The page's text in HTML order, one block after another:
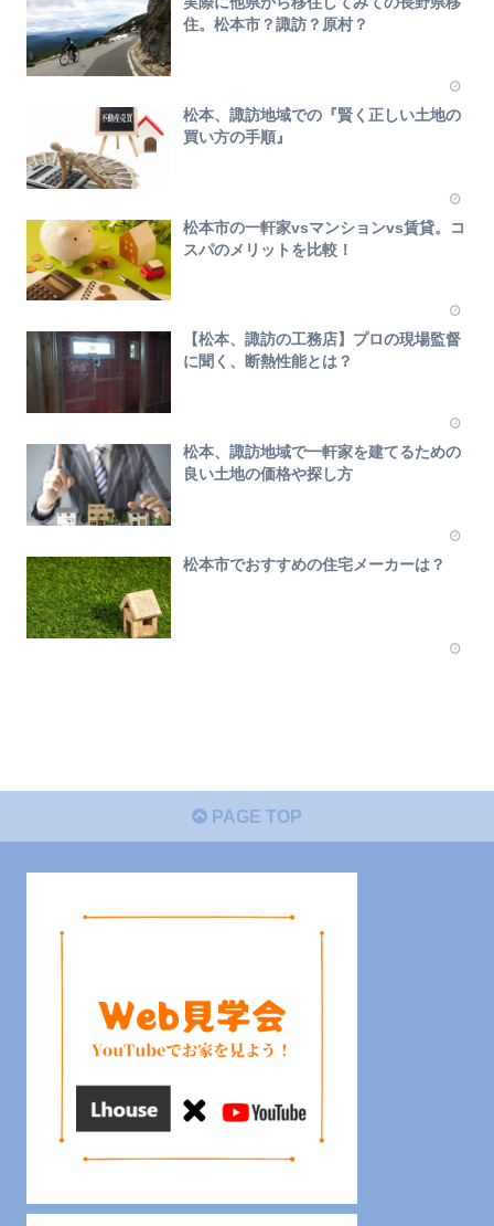
住。松本市？諏訪？原村？
松本、諏訪地域での『賢く正しい土地の
買い方の手順』
松本市の一軒家vsマンションvs賃貸。コ
スパのメリットを比較！
【松本、諏訪の工務店】プロの現場監督
に聞く、断熱性能とは？
松本、諏訪地域で一軒家を建てるための
良い土地の価格や探し方
松本市でおすすめの住宅メーカーは？
PAGE TOP